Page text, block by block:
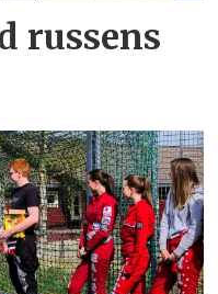
russens